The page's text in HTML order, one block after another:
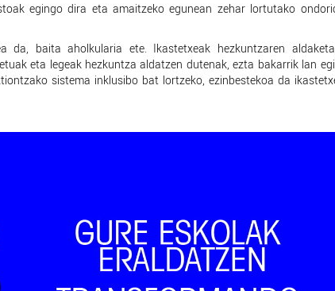
egingo dira eta amaitzeko egunean zehar lortutako
da, baita aholkularia ete. Ikastetxeak hezkuntzaren
eta legeak hezkuntza aldatzen dutenak, ezta bakarrik lan
sistema inklusibo bat lortzeko, ezinbestekoa da